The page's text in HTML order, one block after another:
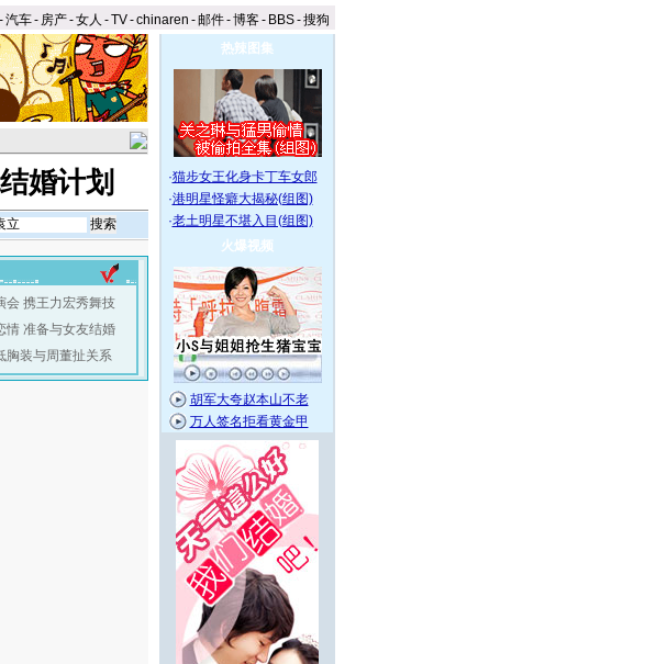
-汽车- 房产-女人 -TV-chinaren -邮件-博客- BBS-搜狗
婚计划
会 携王力宏秀舞技
情 准备与女友结婚
胸装与周董扯关系
热辣图集
·猫步女王化身卡丁车女郎
·港明星怪癖大揭秘(组图)
·老土明星不堪入目(组图)
火爆视频
胡军大夸赵本山不老
万人签名拒看黄金甲